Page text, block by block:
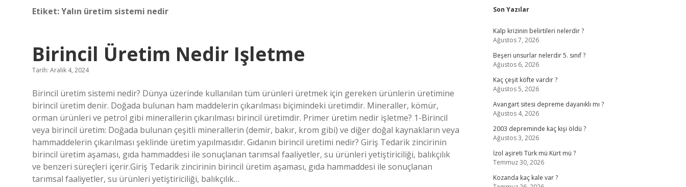
Etiket:Yalın üretim sistemi nedir
Birincil Üretim Nedir Işletme
Tarih: Aralık 4, 2024
Birincil üretim sistemi nedir? Dünya üzerinde kullanılan tüm ürünleri üretmek için gereken ürünlerin üretimine
birincil üretim denir. Doğada bulunan ham maddelerin çıkarılması biçimindeki üretimdir. Mineraller, kömür,
orman ürünleri ve petrol gibi minerallerin çıkarılması birincil üretimdir. Primer üretim nedir işletme? 1-Birincil
veya birincil üretim: Doğada bulunan çeşitli minerallerin (demir, bakır, krom gibi) ve diğer doğal kaynakların veya
hammaddelerin çıkarılması şeklinde üretim yapılmasıdır. Gıdanın birincil üretimi nedir? Giriş Tedarik zincirinin
birincil üretim aşaması, gıda hammaddesi ile sonuçlanan tarımsal faaliyetler, su ürünleri yetiştiriciliği, balıkçılık
ve benzeri süreçleri içerir.Giriş Tedarik zincirinin birincil üretim aşaması, gıda hammaddesi ile sonuçlanan
tarımsal faaliyetler, su ürünleri yetiştiriciliği, balıkçılık…
Sidebar
Son Yazılar
Kalp krizinin belirtileri nelerdir ?
Ağustos 7, 2026
Beşeri unsurlar nelerdir 5. sınıf ?
Ağustos 6, 2026
Kaç çeşit köfte vardır ?
Ağustos 5, 2026
Avangart sitesi depreme dayanıklı mı ?
Ağustos 4, 2026
2003 depreminde kaç kişi öldü ?
Ağustos 3, 2026
İzol aşireti Türk mü Kürt mü ?
Temmuz 30, 2026
Kozanda kaç kale var ?